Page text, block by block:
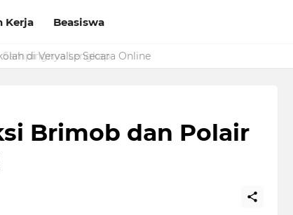
Kerja Beasiswa
di Vervalsp Secara Online
Brimob dan Polair